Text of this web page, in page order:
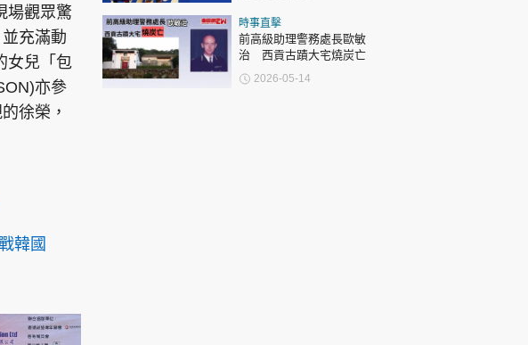
場觀眾驚
充滿動
女兒「包
亦參
徐榮，
韓國
時事直擊
前高級助理警務處長歐敏
治 西貢古蹟大宅燒炭亡
2026-05-14